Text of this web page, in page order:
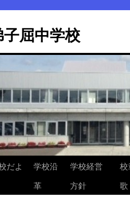
屈中学校
だよ
学校沿
革
学校経営
方針
校
歌